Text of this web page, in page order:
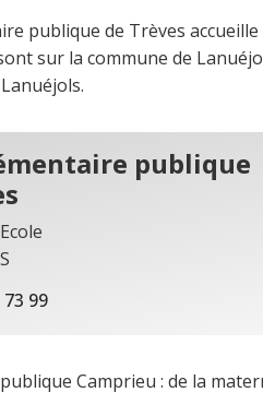
publique de Trèves
sur la commune de
publique
99
Camprieu : de la